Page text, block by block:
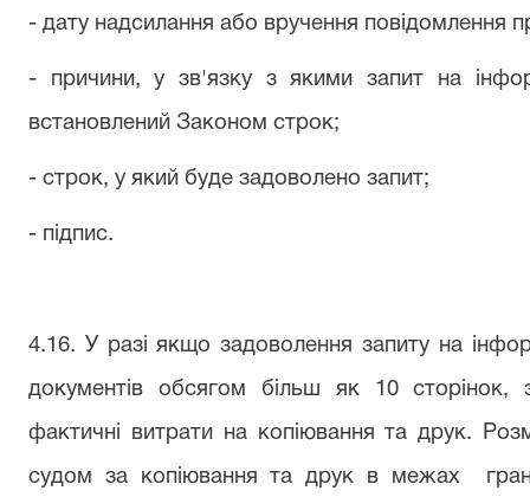
- дату надсилання або вручення повідомлення
- причини, у зв'язку з якими запит на
встановлений Законом строк;
- строк, у який буде задоволено запит;
- підпис.
4.16. У разі якщо задоволення запиту на
документів обсягом більш як 10 сторінок,
фактичні витрати на копіювання та друк.
судом за копіювання та друк в межах